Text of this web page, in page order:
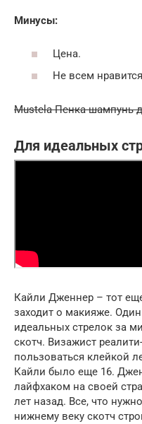
Минусы:
Цена.
Не всем
Mustela Пенка-шампунь
Для идеальных
Кайли Дженнер – тот
заходит о макияже.
идеальных стрелок за
скотч. Визажист
пользоваться клейкой
Кайли было еще 16.
лайфхаком на своей
лет назад. Все, что
нижнему веку скотч